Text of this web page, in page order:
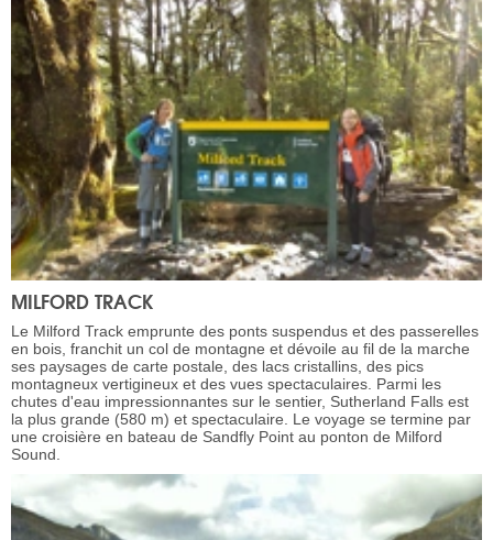
MILFORD TRACK
Le Milford Track emprunte des ponts suspendus et des passerelles
en bois, franchit un col de montagne et dévoile au fil de la marche
ses paysages de carte postale, des lacs cristallins, des pics
montagneux vertigineux et des vues spectaculaires. Parmi les
chutes d'eau impressionnantes sur le sentier, Sutherland Falls est
la plus grande (580 m) et spectaculaire. Le voyage se termine par
une croisière en bateau de Sandfly Point au ponton de Milford
Sound.